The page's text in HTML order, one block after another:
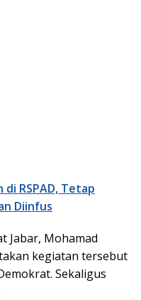
di RSPAD, Tetap
Diinfus
Jabar, Mohamad
kegiatan tersebut
Sekaligus